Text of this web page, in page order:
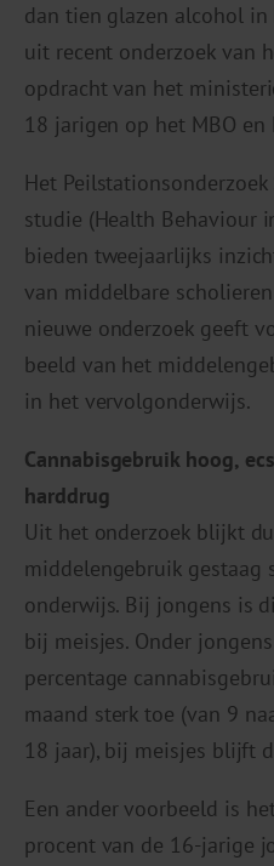
dan tien glazen alcohol
uit recent onderzoek van
opdracht van het
18 jarigen op het MBO en
Het
studie (Health Behaviour
bieden tweejaarlijks
van middelbare
nieuwe onderzoek geeft
beeld van het
in het vervolgonderwijs.
Cannabisgebruik hoog,
harddrug
Uit het onderzoek blijkt
middelengebruik
onderwijs. Bij jongens is
bij meisjes. Onder
percentage
maand sterk toe (van 9
18 jaar), bij meisjes blijft
Een ander voorbeeld is
procent van de 16-jarige